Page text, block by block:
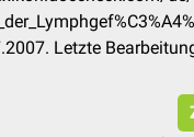
Letzte